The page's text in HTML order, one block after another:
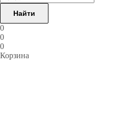
Найти
0
0
0
Корзина